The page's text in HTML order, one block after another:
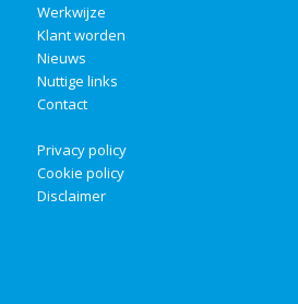
Werkwijze
Klant worden
Nieuws
Nuttige links
Contact
Privacy policy
Cookie policy
Disclaimer